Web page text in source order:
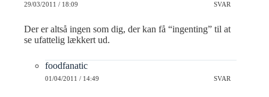
29/03/2011 / 18:09 SVAR
Der er altså ingen som dig, der kan få “ingenting” til at
se ufattelig lækkert ud.
foodfanatic
01/04/2011 / 14:49 SVAR